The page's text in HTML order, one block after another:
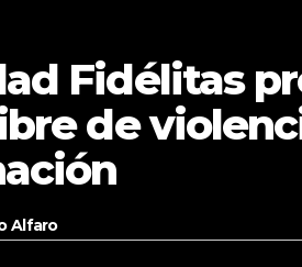
Fidélitas
de
Alfaro